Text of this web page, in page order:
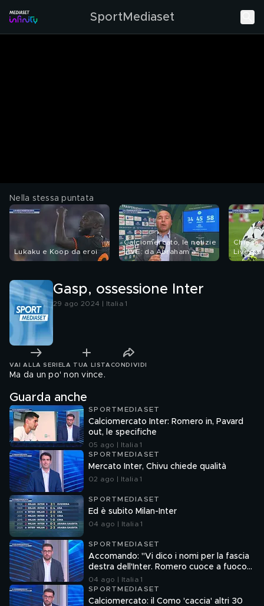
SportMediaset
Nella stessa puntata
Lukaku e Koop da eroi
Calciomercato, le notizie
LIVE: da Abraham a
Osimhen
Chiesa
Gasp, ossessione Inter
29 ago 2024 | Italia 1
VAI ALLA SERIE LA TUA LISTA CONDIVIDI
Ma da un po' non vince.
Guarda anche
SPORTMEDIASET
Calciomercato Inter: Romero in, Pavard
out, le specifiche
05 ago | Italia 1
SPORTMEDIASET
Mercato Inter, Chivu chiede qualità
02 ago | Italia 1
SPORTMEDIASET
Ed è subito Milan-Inter
04 ago | Italia 1
SPORTMEDIASET
Accomando: "Vi dico i nomi per la fascia
destra dell'Inter. Romero cuoce a fuoco
lento…"
04 ago | Italia 1
SPORTMEDIASET
Calciomercato: il Como 'caccia' altri 30